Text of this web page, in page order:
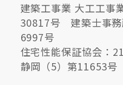
建築工事業 大工工事
30817号 建築士事務
6997号
住宅性能保証協会：
静岡（5）第11653号